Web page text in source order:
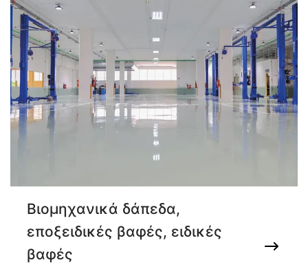
Βιομηχανικά δάπεδα,
εποξειδικές βαφές, ειδικές
βαφές